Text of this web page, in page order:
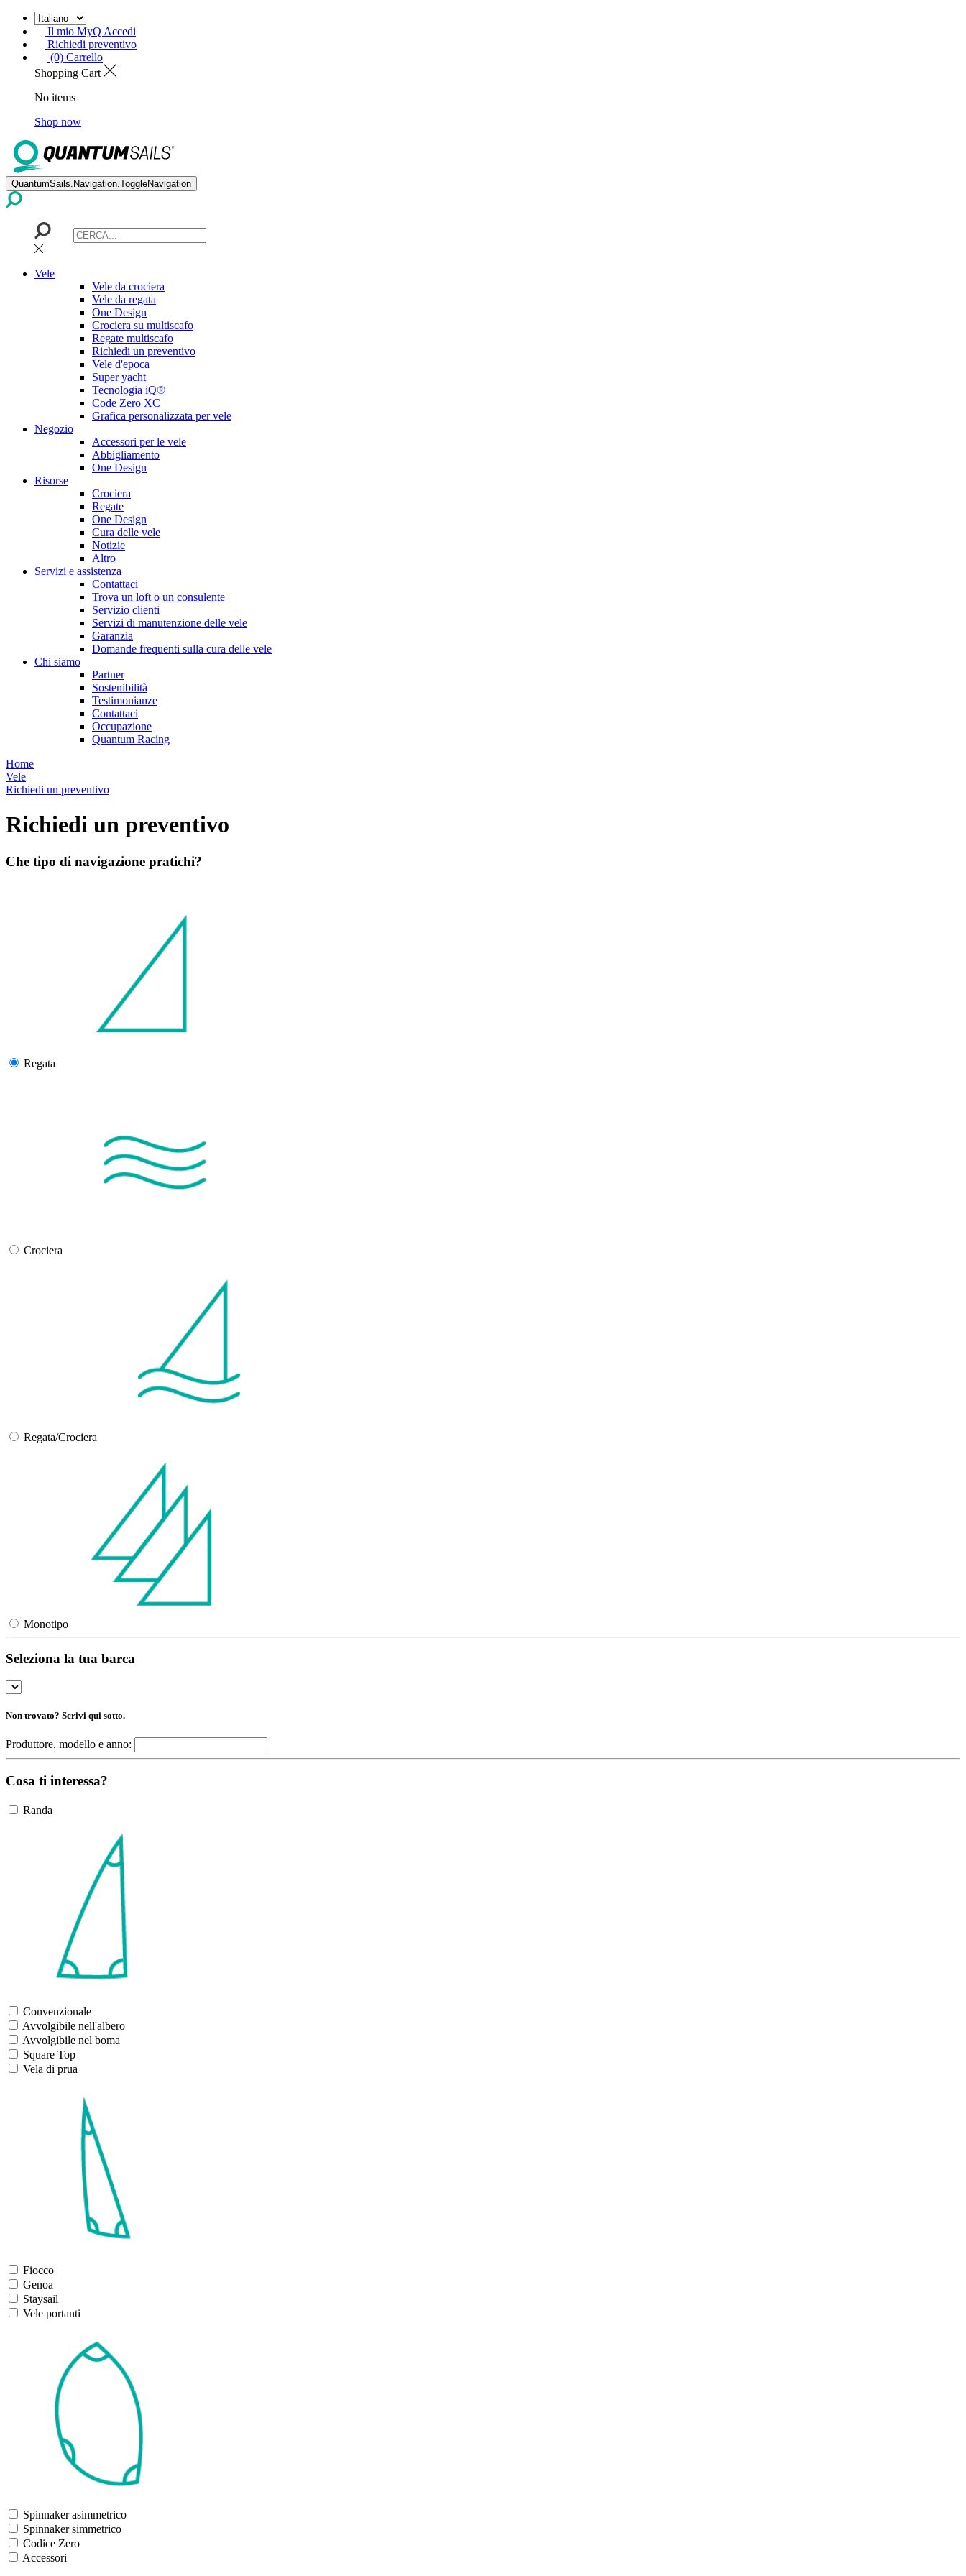
Il mio MyQ Accedi
Richiedi preventivo
(0) Carrello
Shopping Cart
No items
Shop now
QuantumSails.Navigation.ToggleNavigation
Vele
Vele da crociera
Vele da regata
One Design
Crociera su multiscafo
Regate multiscafo
Richiedi un preventivo
Vele d'epoca
Super yacht
Tecnologia iQ®
Code Zero XC
Grafica personalizzata per vele
Negozio
Accessori per le vele
Abbigliamento
One Design
Risorse
Crociera
Regate
One Design
Cura delle vele
Notizie
Altro
Servizi e assistenza
Contattaci
Trova un loft o un consulente
Servizio clienti
Servizi di manutenzione delle vele
Garanzia
Domande frequenti sulla cura delle vele
Chi siamo
Partner
Sostenibilità
Testimonianze
Contattaci
Occupazione
Quantum Racing
Home
Vele
Richiedi un preventivo
Richiedi un preventivo
Che tipo di navigazione pratichi?
Regata
Crociera
Regata/Crociera
Monotipo
Seleziona la tua barca
Non trovato? Scrivi qui sotto.
Produttore, modello e anno:
Cosa ti interessa?
Randa
Convenzionale
Avvolgibile nell'albero
Avvolgibile nel boma
Square Top
Vela di prua
Fiocco
Genoa
Staysail
Vele portanti
Spinnaker asimmetrico
Spinnaker simmetrico
Codice Zero
Accessori